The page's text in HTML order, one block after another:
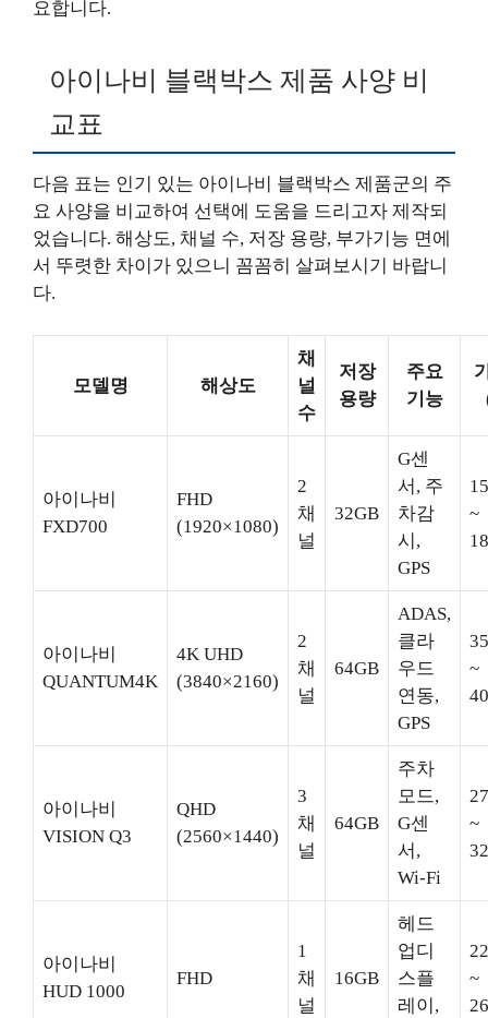
요합니다.
아이나비 블랙박스 제품 사양 비
교표
다음 표는 인기 있는 아이나비 블랙박스 제품군의 주
요 사양을 비교하여 선택에 도움을 드리고자 제작되
었습니다. 해상도, 채널 수, 저장 용량, 부가기능 면에
서 뚜렷한 차이가 있으니 꼼꼼히 살펴보시기 바랍니
다.
모델명 해상도
채
널
수
저장
용량
주요
기능
아이나비
FXD700
FHD
(1920×1080)
2
채
널
32GB
G센
서, 주
차감
시,
GPS
~
아이나비
QUANTUM4K
4K UHD
(3840×2160)
2
채
널
64GB
ADAS,
클라
우드
연동,
GPS
~
아이나비
VISION Q3
QHD
(2560×1440)
3
채
널
64GB
주차
모드,
G센
서,
Wi-Fi
~
아이나비
HUD 1000
FHD
1
채
널
16GB
헤드
업디
스플
레이,
~